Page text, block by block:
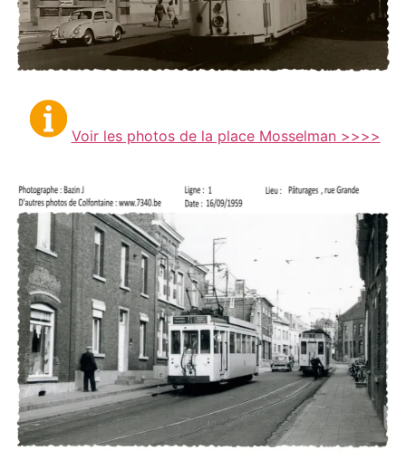
Voir les photos de la place Mosselman >>>>